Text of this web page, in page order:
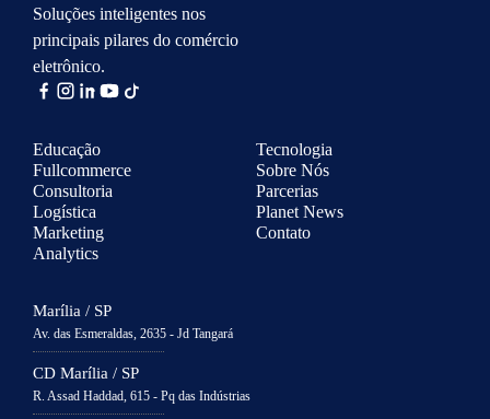
Soluções inteligentes nos
principais pilares do comércio
eletrônico.
Educação
Fullcommerce
Consultoria
Logística
Marketing
Analytics
Tecnologia
Sobre Nós
Parcerias
Planet News
Contato
Marília / SP
Av. das Esmeraldas, 2635 - Jd Tangará
CD Marília / SP
R. Assad Haddad, 615 - Pq das Indústrias